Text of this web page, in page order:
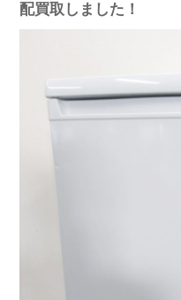
配買取しました！